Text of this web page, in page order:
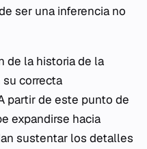
ser una inferencia no
de la historia de la
correcta
partir de este punto de
expandirse hacia
sustentar los detalles